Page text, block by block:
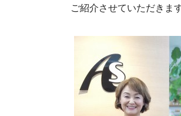
ご紹介させていただきま